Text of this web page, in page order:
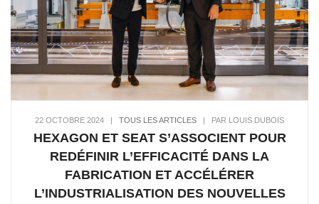
22 OCTOBRE 2024 TOUS LES ARTICLES PAR LOUIS DUBOIS
HEXAGON ET SEAT S’ASSOCIENT POUR
REDÉFINIR L’EFFICACITÉ DANS LA
FABRICATION ET ACCÉLÉRER
L’INDUSTRIALISATION DES NOUVELLES